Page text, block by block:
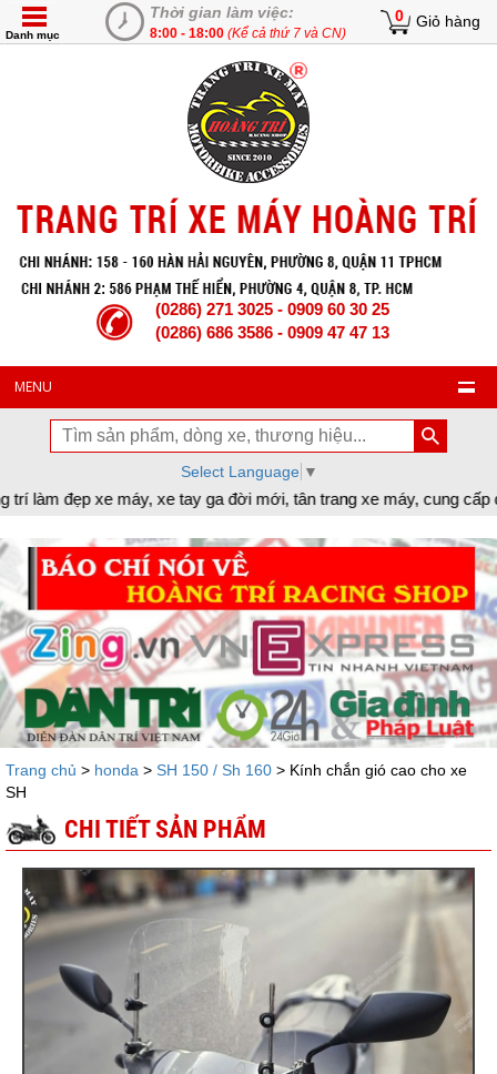
Thời gian làm việc:
8:00 - 18:00 (Kể cả thứ 7 và CN)
0 Giỏ hàng
Danh mục
(0286) 271 3025 - 0909 60 30 25
(0286) 686 3586 - 0909 47 47 13
MENU
Select Language ▼
xe tay ga đời mới, tân trang xe máy, cung cấp đồ chơi xe máy
Trang chủ > honda > SH 150 / Sh 160 > Kính chắn gió cao cho xe
SH
CHI TIẾT SẢN PHẨM